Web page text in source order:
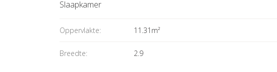
Slaapkamer
Oppervlakte: 11.31m²
Breedte: 2.9